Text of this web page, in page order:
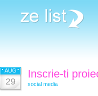
AUG
29
Inscrie-ti
social media